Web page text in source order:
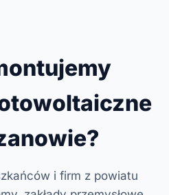
i firm z powiatu